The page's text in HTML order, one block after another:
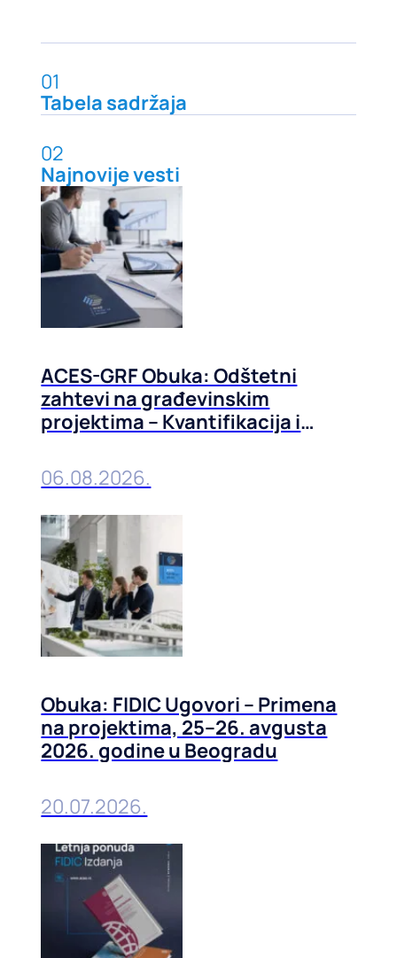
01
Tabela sadržaja
02
Najnovije vesti
ACES-GRF Obuka: Odštetni
zahtevi na građevinskim
projektima – Kvantifikacija i
2026. u Beogradu
06.08.2026.
Obuka: FIDIC Ugovori – Primena
na projektima, 25–26. avgusta
2026. godine u Beogradu
20.07.2026.